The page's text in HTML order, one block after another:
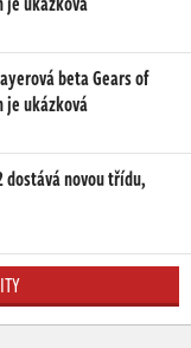
beta Gears of
je ukázková
dostává novou třídu,